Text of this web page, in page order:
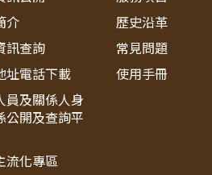
介
訊查詢
址電話下載
員及關係人身
公開及查詢平
流化專區
歷史沿革
常見問題
使用手冊